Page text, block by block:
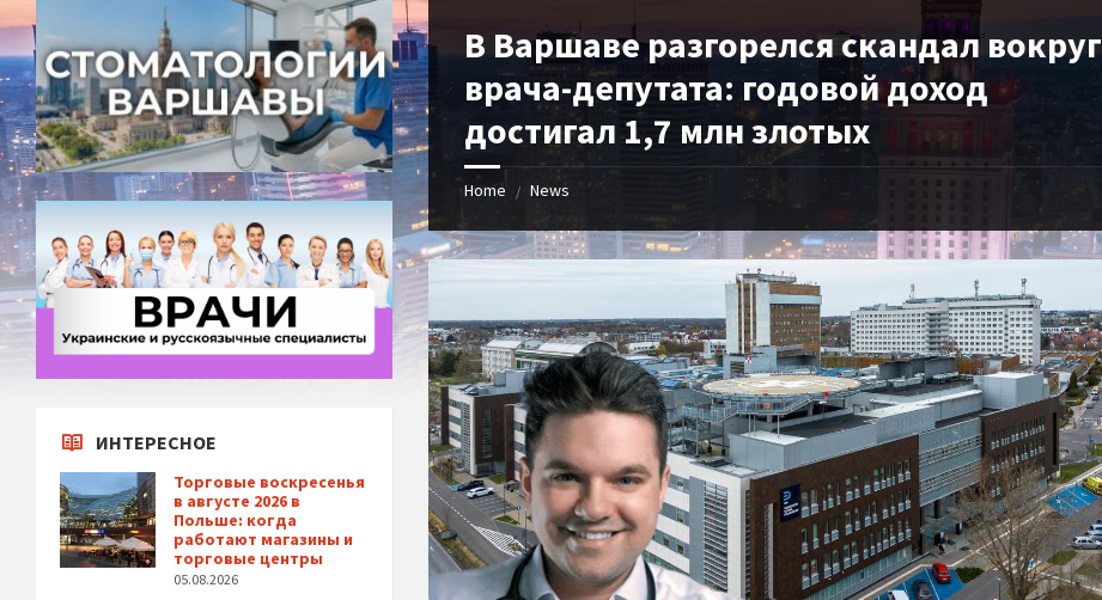
В Варшаве разгорелся скандал вокруг
врача-депутата: годовой доход
достигал 1,7 млн злотых
Home / News
ИНТЕРЕСНОЕ
Торговые воскресенья
в августе 2026 в
Польше: когда
работают магазины и
торговые центры
05.08.2026